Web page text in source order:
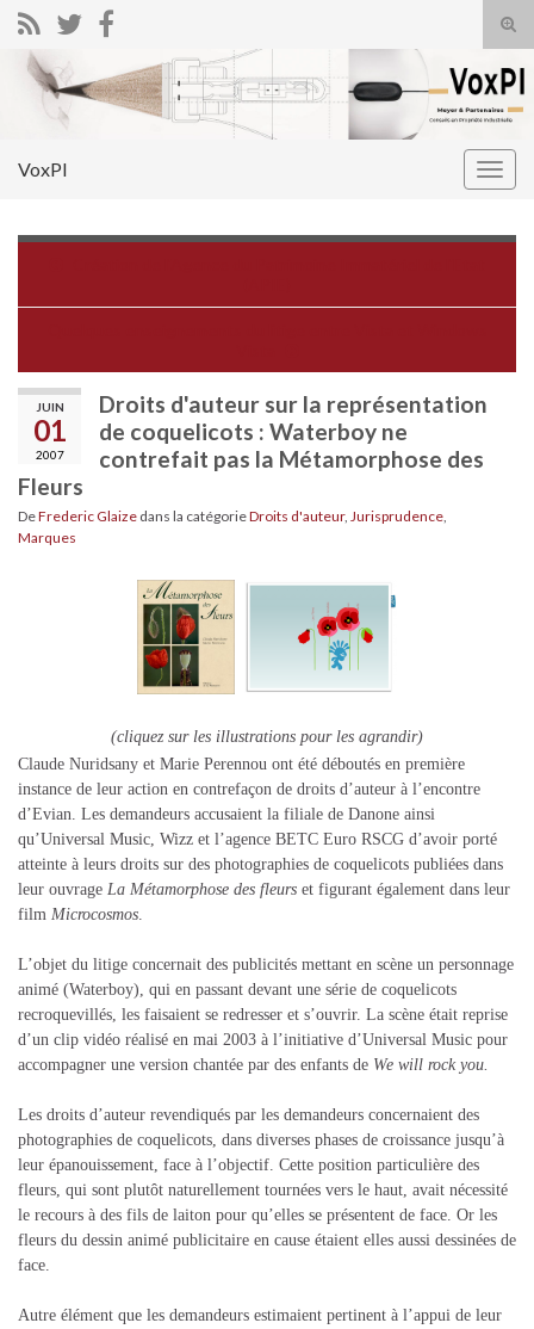
Search for:
VoxPI
JUIN
01
2007
Droits d'auteur sur la représentation
de coquelicots : Waterboy ne
contrefait pas la Métamorphose des
Fleurs
DeFrederic Glaize dans la catégorieDroits d'auteur, Jurisprudence
Marques
(cliquez sur les illustrations pour les agrandir)
Claude Nuridsany et Marie Perennou ont été déboutés en première
instance de leur action en contrefaçon de droits d’auteur à l’encontre
d’Evian. Les demandeurs accusaient la filiale de Danone ainsi
qu’Universal Music, Wizz et l’agence BETC Euro RSCG d’avoir porté
atteinte à leurs droits sur des photographies de coquelicots publiées dans
leur ouvrage La Métamorphose des fleurs et figurant également dans leur
film Microcosmos
L’objet du litige concernait des publicités mettant en scène un personnage
animé (Waterboy), qui en passant devant une série de coquelicots
recroquevillés, les faisaient se redresser et s’ouvrir. La scène était reprise
d’un clip vidéo réalisé en mai 2003 à l’initiative d’Universal Music pour
accompagner une version chantée par des enfants de We will rock you.
Les droits d’auteur revendiqués par les demandeurs concernaient des
photographies de coquelicots, dans diverses phases de croissance jusqu’à
leur épanouissement, face à l’objectif. Cette position particulière des
fleurs, qui sont plutôt naturellement tournées vers le haut, avait nécessité
le recours à des fils de laiton pour qu’elles se présentent de face. Or les
fleurs du dessin animé publicitaire en cause étaient elles aussi dessinées de
face.
Autre élément que les demandeurs estimaient pertinent à l’appui de leur